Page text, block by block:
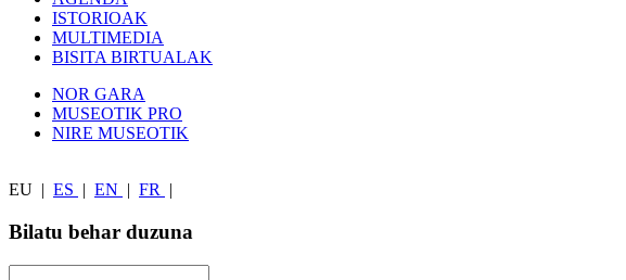
ISTORIOAK
MULTIMEDIA
BISITA BIRTUALAK
NOR GARA
MUSEOTIK PRO
NIRE MUSEOTIK
EU ES EN FR
Bilatu behar duzuna